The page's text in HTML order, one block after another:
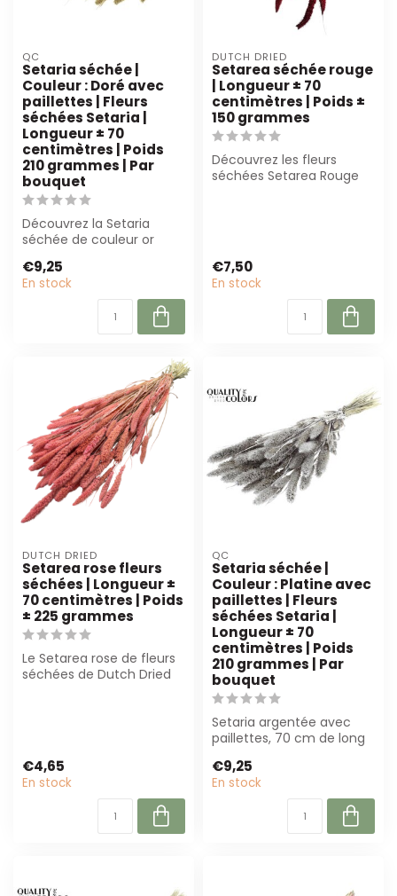
QC
Setaria séchée |
Couleur : Doré avec
paillettes | Fleurs
séchées Setaria |
Longueur ± 70
centimètres | Poids
210 grammes | Par
bouquet
Découvrez la Setaria
séchée de couleur or
une longueu...
€9,25
En stock
DUTCH DRIED
Setarea séchée rouge
| Longueur ± 70
centimètres | Poids ±
150 grammes
Découvrez les fleurs
séchées Setarea Rouge
€7,50
En stock
DUTCH DRIED
Setarea rose fleurs
séchées | Longueur ±
70 centimètres | Poids
± 225 grammes
Le Setarea rose de fleurs
séchées de Dutch Dried
€4,65
En stock
QC
Setaria séchée |
Couleur : Platine avec
paillettes | Fleurs
séchées Setaria |
Longueur ± 70
centimètres | Poids
210 grammes | Par
bouquet
Setaria argentée avec
paillettes, 70 cm de long
fleur...
€9,25
En stock